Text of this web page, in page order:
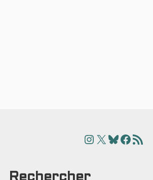
Instagram
X Bluesky
Rechercher